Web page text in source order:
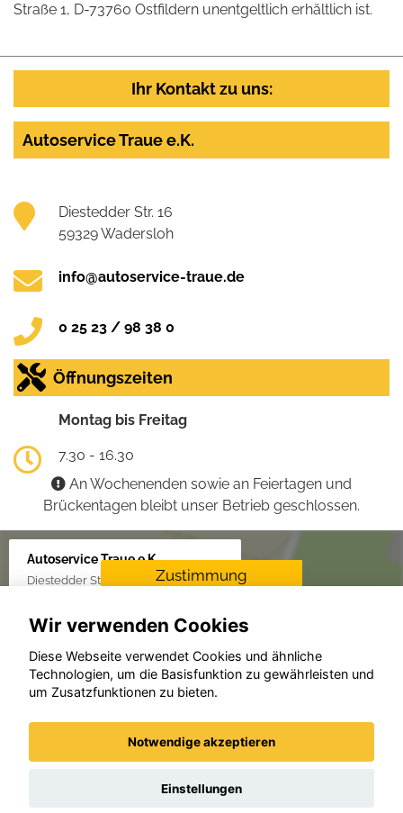
Straße 1, D-73760 Ostfildern unentgeltlich erhältlich ist.
Ihr Kontakt zu uns:
Autoservice Traue e.K.
Diestedder Str. 16
59329 Wadersloh
info@autoservice-traue.de
0 25 23 / 98 38 0
Öffnungszeiten
Montag bis Freitag
7.30 - 16.30
An Wochenenden sowie an Feiertagen und
Brückentagen bleibt unser Betrieb geschlossen.
Autoservice Traue e.K.
Diestedder Str. 16, 59329 Wadersloh
Zustimmung
Für die Aktivierung der
Navigationsdienste ist Ihre
Zustimmung zu den
Datenschutzrichtlinien vom
Zustimmen und
aktivieren
Wir verwenden Cookies
Diese Webseite verwendet Cookies und ähnliche
Technologien, um die Basisfunktion zu gewährleisten und
um Zusatzfunktionen zu bieten.
Notwendige akzeptieren
Einstellungen